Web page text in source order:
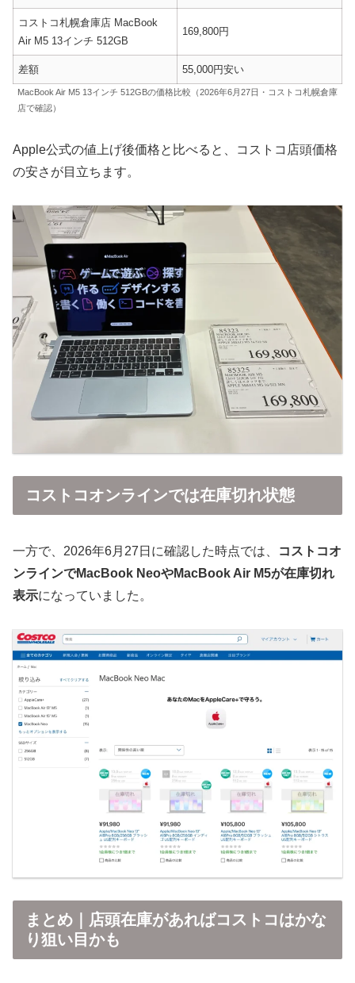
コストコ札幌倉庫店 MacBook
Air M5 13インチ 512GB
169,800円
差額 55,000円安い
MacBook Air M5 13インチ 512GBの価格比較（2026年6月27日・コストコ札幌倉庫
店で確認）
Apple公式の値上げ後価格と比べると、コストコ店頭価格
の安さが目立ちます。
コストコオンラインでは在庫切れ状態
一方で、2026年6月27日に確認した時点では、
コストコオ
ンラインでMacBook NeoやMacBook Air M5が在庫切れ
表示になっていました。
まとめ｜店頭在庫があればコストコはかな
り狙い目かも